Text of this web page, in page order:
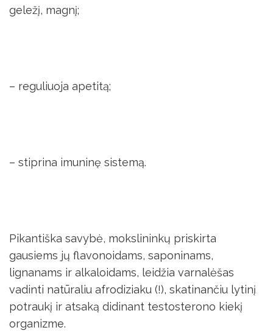
geležį, magnį;
– reguliuoja apetitą;
– stiprina imuninę sistemą.
Pikantiška savybė, mokslininkų priskirta
gausiems jų flavonoidams, saponinams,
lignanams ir alkaloidams, leidžia varnalėšas
vadinti natūraliu afrodiziaku (!), skatinančiu lytinį
potraukį ir atsaką didinant testosterono kiekį
organizme.